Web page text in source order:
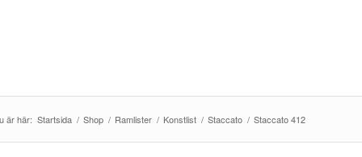
är här: Startsida / Shop / Ramlister / Konstlist / Staccato / Staccato 412